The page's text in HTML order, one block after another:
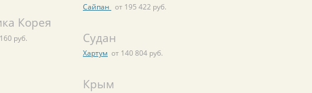
Корея
руб.
Сайпан от 195 422 руб.
Судан
Хартум от 140 804 руб.
Крым